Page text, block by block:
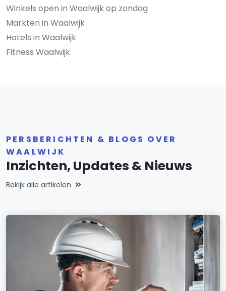
Winkels open in Waalwijk op zondag
Markten in Waalwijk
Hotels in Waalwijk
Fitness Waalwijk
PERSBERICHTEN & BLOGS OVER
WAALWIJK
Inzichten, Updates & Nieuws
Bekijk alle artikelen